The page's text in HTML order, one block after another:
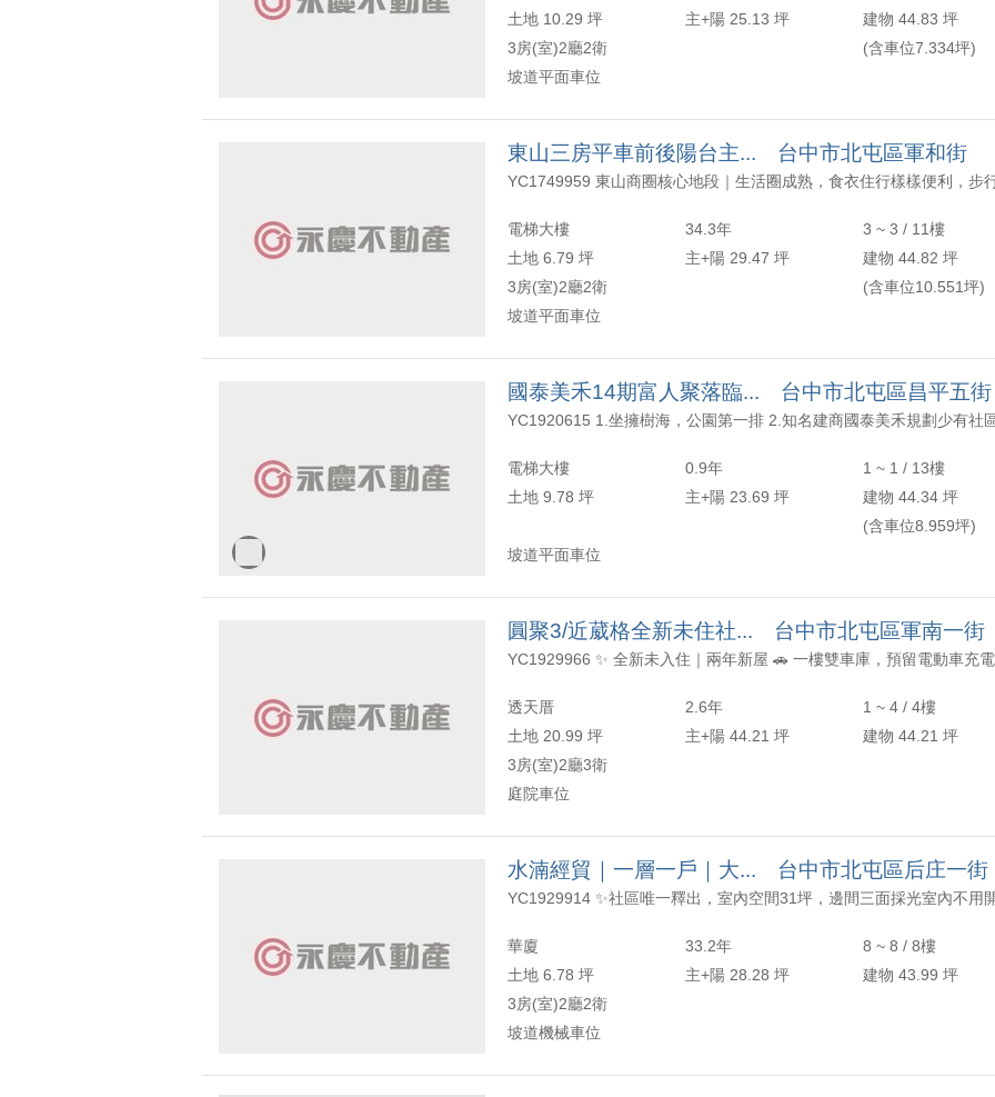
土地 10.29 坪
主+陽 25.13 坪
建物 44.83 坪
3房(室)2廳2衛
(含車位7.334坪)
坡道平面車位
東山三房平車前後陽台主... 台中市北屯區軍和街
電梯大樓 34.3年
3 ~ 3 / 11樓
土地 6.79 坪
主+陽 29.47 坪
建物 44.82 坪
3房(室)2廳2衛
(含車位10.551坪)
坡道平面車位
國泰美禾14期富人聚落臨... 台中市北屯區昌平五街
電梯大樓 0.9年
1 ~ 1 / 13樓
土地 9.78 坪
主+陽 23.69 坪
建物 44.34 坪
(含車位8.959坪)
坡道平面車位
圓聚3/近葳格全新未住社... 台中市北屯區軍南一街
透天厝 2.6年
1 ~ 4 / 4樓
土地 20.99 坪
主+陽 44.21 坪
建物 44.21 坪
3房(室)2廳3衛
庭院車位
水湳經貿｜一層一戶｜大... 台中市北屯區后庄一街
華廈 33.2年
8 ~ 8 / 8樓
土地 6.78 坪
主+陽 28.28 坪
建物 43.99 坪
3房(室)2廳2衛
坡道機械車位